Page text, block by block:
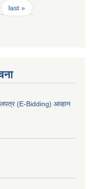
last »
(E-Bidding) आव्हान